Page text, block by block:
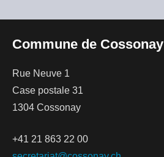
Commune de Cossonay
Rue Neuve 1
Case postale 31
1304 Cossonay
+41 21 863 22 00